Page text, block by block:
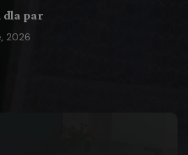
dla par
2026